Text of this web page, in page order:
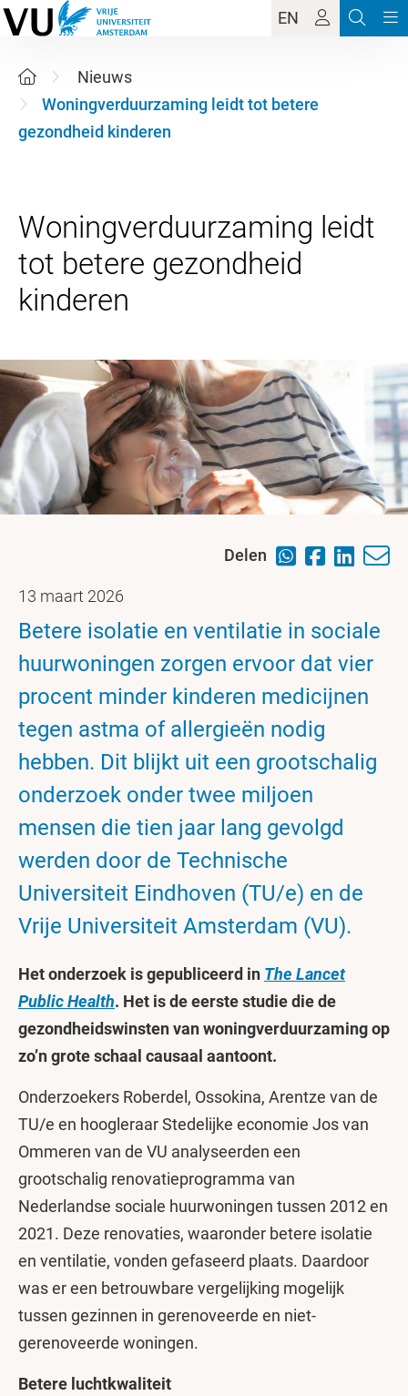
EN
Nieuws
Woningverduurzaming leidt tot betere
gezondheid kinderen
Woningverduurzaming leidt
tot betere gezondheid
Delen
13 maart 2026
Betere isolatie en ventilatie in sociale
huurwoningen zorgen ervoor dat vier
procent minder kinderen medicijnen
tegen astma of allergieën nodig
hebben. Dit blijkt uit een grootschalig
onderzoek onder twee miljoen
mensen die tien jaar lang gevolgd
werden door de Technische
Universiteit Eindhoven (TU/e) en de
Vrije Universiteit Amsterdam (VU).
Het onderzoek is gepubliceerd in The Lancet
Public Health. Het is de eerste studie die de
gezondheidswinsten van woningverduurzaming op
zo’n grote schaal causaal aantoont.
Onderzoekers Roberdel, Ossokina, Arentze van de
TU/e en hoogleraar Stedelijke economie Jos van
Ommeren van de VU analyseerden een
grootschalig renovatieprogramma van
Nederlandse sociale huurwoningen tussen 2012 en
2021. Deze renovaties, waaronder betere isolatie
en ventilatie, vonden gefaseerd plaats. Daardoor
was er een betrouwbare vergelijking mogelijk
tussen gezinnen in gerenoveerde en niet-
gerenoveerde woningen.
Betere luchtkwaliteit